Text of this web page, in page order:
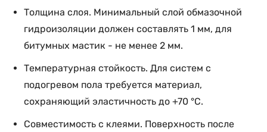
Толщина слоя. Минимальный слой обмазочной
гидроизоляции должен составлять 1 мм, для
битумных мастик - не менее 2 мм.
Температурная стойкость. Для систем с
подогревом пола требуется материал,
сохраняющий эластичность до +70 °C.
Совместимость с клеями. Поверхность после